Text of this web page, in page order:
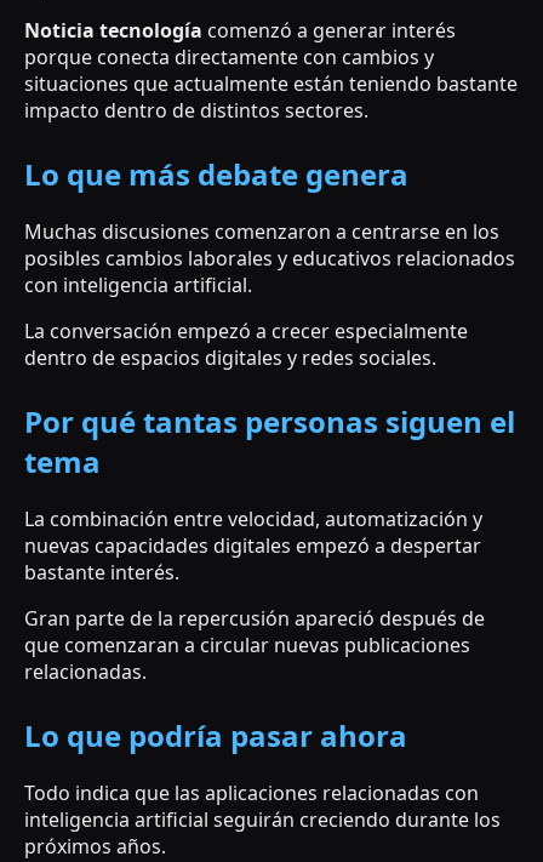
Noticia tecnología comenzó a generar interés
porque conecta directamente con cambios y
situaciones que actualmente están teniendo bastante
impacto dentro de distintos sectores.
Lo que más debate genera
Muchas discusiones comenzaron a centrarse en los
posibles cambios laborales y educativos relacionados
con inteligencia artificial.
La conversación empezó a crecer especialmente
dentro de espacios digitales y redes sociales.
Por qué tantas personas siguen el
tema
La combinación entre velocidad, automatización y
nuevas capacidades digitales empezó a despertar
bastante interés.
Gran parte de la repercusión apareció después de
que comenzaran a circular nuevas publicaciones
relacionadas.
Lo que podría pasar ahora
Todo indica que las aplicaciones relacionadas con
inteligencia artificial seguirán creciendo durante los
próximos años.